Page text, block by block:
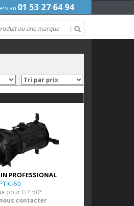
au 01 53 27 64 94
PROFESSIONAL
50
pour ELP 50°
contacter